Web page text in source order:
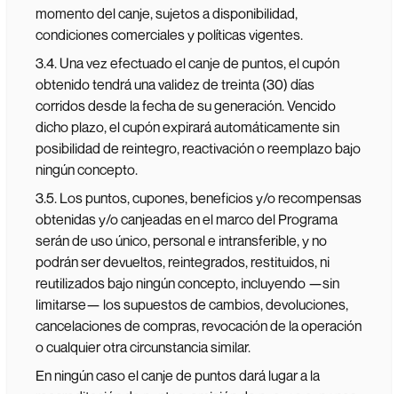
momento del canje, sujetos a disponibilidad,
condiciones comerciales y políticas vigentes.
3.4. Una vez efectuado el canje de puntos, el cupón
obtenido tendrá una validez de treinta (30) días
corridos desde la fecha de su generación. Vencido
dicho plazo, el cupón expirará automáticamente sin
posibilidad de reintegro, reactivación o reemplazo bajo
ningún concepto.
3.5. Los puntos, cupones, beneficios y/o recompensas
obtenidas y/o canjeadas en el marco del Programa
serán de uso único, personal e intransferible, y no
podrán ser devueltos, reintegrados, restituidos, ni
reutilizados bajo ningún concepto, incluyendo —sin
limitarse— los supuestos de cambios, devoluciones,
cancelaciones de compras, revocación de la operación
o cualquier otra circunstancia similar.
En ningún caso el canje de puntos dará lugar a la